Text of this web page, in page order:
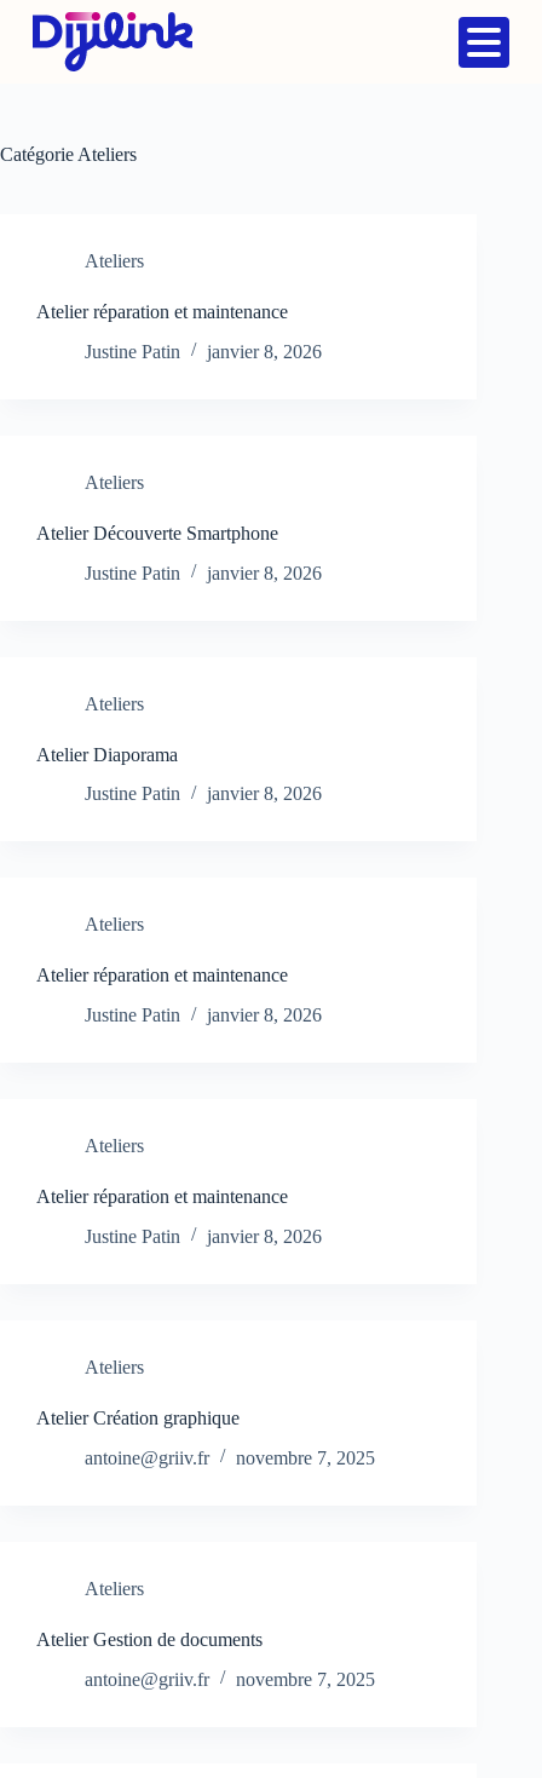
Catégorie Ateliers
Ateliers
Atelier réparation et maintenance
Justine Patin
janvier 8, 2026
Ateliers
Atelier Découverte Smartphone
Justine Patin
janvier 8, 2026
Ateliers
Atelier Diaporama
Justine Patin
janvier 8, 2026
Ateliers
Atelier réparation et maintenance
Justine Patin
janvier 8, 2026
Ateliers
Atelier réparation et maintenance
Justine Patin
janvier 8, 2026
Ateliers
Atelier Création graphique
antoine@griiv.fr
novembre 7, 2025
Ateliers
Atelier Gestion de documents
antoine@griiv.fr
novembre 7, 2025